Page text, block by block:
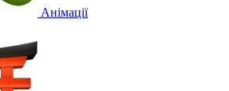
Анімації